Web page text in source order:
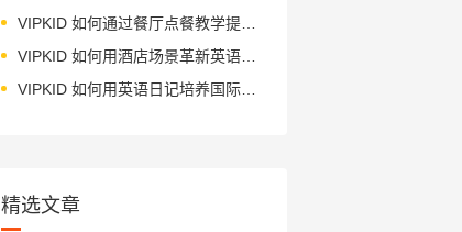
VIPKID 如何通过餐厅点餐教学提升少儿英语应用能力？
VIPKID 如何用酒店场景革新英语教学？
VIPKID 如何用英语日记培养国际化人才？
精选文章